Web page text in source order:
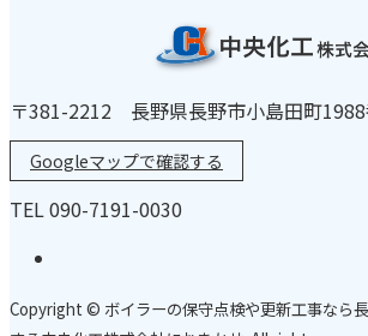
〒381-2212 長野県長野市小島田町
Googleマップで確認する
TEL 090-7191-0030
Copyright © ボイラーの保守点検や更新工事なら